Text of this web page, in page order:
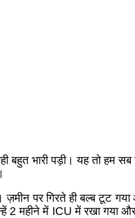
बहुत भारी पड़ी। यह तो हम
ज़मीन पर गिरते ही बल्ब टूट
2 महीने में ICU में रखा गया